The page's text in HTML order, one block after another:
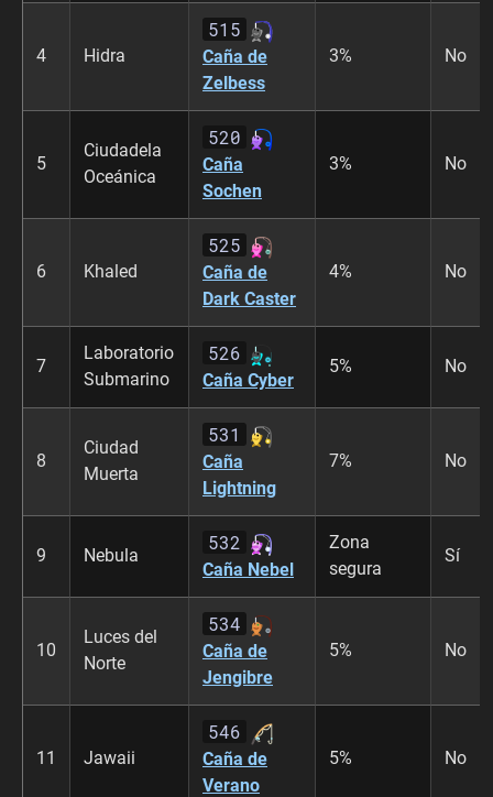
4 Hidra
515
Caña de
Zelbess
3% No
5
Ciudadela
Oceánica
520
Caña
Sochen
3% No
6 Khaled
525
Caña de
Dark Caster
4% No
7
Laboratorio
Submarino
526
Caña Cyber
5% No
8
Ciudad
Muerta
531
Caña
Lightning
7% No
9 Nebula
532
Caña Nebel
Zona
segura
Sí
10
Luces del
Norte
534
Caña de
Jengibre
5% No
11 Jawaii
546
Caña de
Verano
5% No